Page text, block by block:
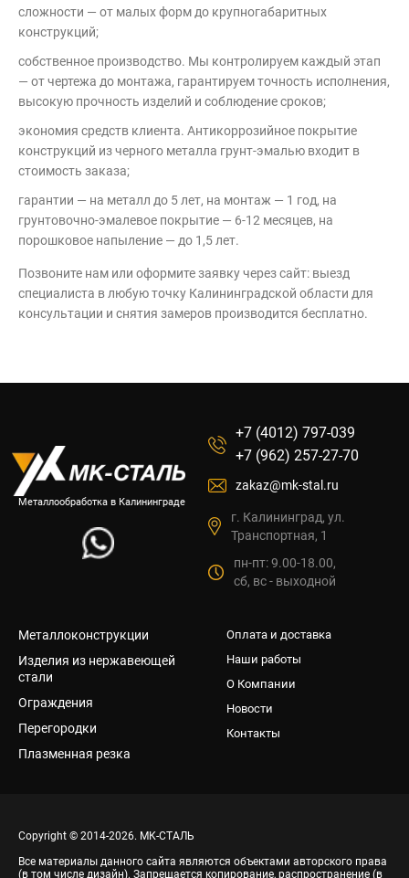
сложности — от малых форм до крупногабаритных
конструкций;
собственное производство. Мы контролируем каждый этап
— от чертежа до монтажа, гарантируем точность исполнения,
высокую прочность изделий и соблюдение сроков;
экономия средств клиента. Антикоррозийное покрытие
конструкций из черного металла грунт-эмалью входит в
стоимость заказа;
гарантии — на металл до 5 лет, на монтаж — 1 год, на
грунтовочно-эмалевое покрытие — 6-12 месяцев, на
порошковое напыление — до 1,5 лет.
Позвоните нам или оформите заявку через сайт: выезд
специалиста в любую точку Калининградской области для
консультации и снятия замеров производится бесплатно.
Металлообработка в Калининграде
Металлоконструкции
Изделия из нержавеющей
стали
Ограждения
Перегородки
Плазменная резка
Оплата и доставка
Наши работы
О Компании
Новости
Контакты
+7 (4012) 797-039
+7 (962) 257-27-70
zakaz@mk-stal.ru
г. Калининград, ул.
Транспортная, 1
пн-пт: 9.00-18.00,
сб, вс - выходной
Copyright © 2014-2026. МК-СТАЛЬ
Все материалы данного сайта являются объектами авторского права
(в том числе дизайн). Запрещается копирование, распространение (в